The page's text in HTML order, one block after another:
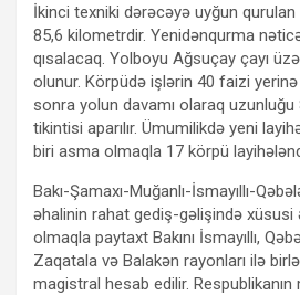
İkinci texniki dərəcəyə uyğun
85,6 kilometrdir. Yenidənqurma
qısalacaq. Yolboyu Ağsuçay çayı
olunur. Körpüdə işlərin 40 faizi
sonra yolun davamı olaraq
tikintisi aparılır. Ümumilikdə yeni
biri asma olmaqla 17 körpü
Bakı-Şamaxı-Muğanlı-İsmayıllı-
əhalinin rahat gediş-gəlişində xüsusi
olmaqla paytaxt Bakını İsmayıllı,
Zaqatala və Balakən rayonları ilə
magistral hesab edilir.